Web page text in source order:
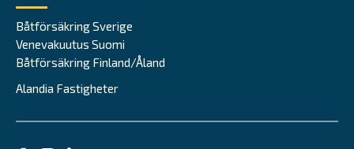
Båtförsäkring Sverige
Venevakuutus Suomi
Båtförsäkring Finland/Åland
Alandia Fastigheter